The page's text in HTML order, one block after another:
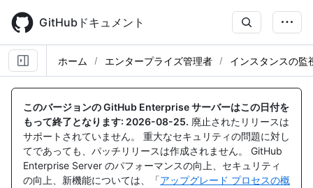
main
content
GitHubドキュメント
ホーム エンタープライズ管理者 インスタンスの監
このバージョンの GitHub Enterprise サーバーはこの日付を
もって終了となります: 2026-08-25. 廃止されたリリースは
サポートされていません。 重大なセキュリティの問題に対し
てであっても、パッチリリースは作成されません。 GitHub
Enterprise Server のパフォーマンスの向上、セキュリティ
の向上、新機能については、「アップグレード プロセスの概